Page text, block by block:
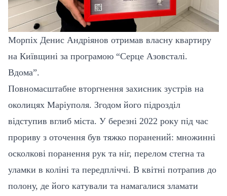
Морпіх Денис Андріянов отримав власну квартиру
на Київщині за програмою “Серце Азовсталі.
Вдома”.
Повномасштабне вторгнення захисник зустрів на
околицях Маріуполя. Згодом його підрозділ
відступив вглиб міста. У березні 2022 року під час
прориву з оточення був тяжко поранений: множинні
осколкові поранення рук та ніг, перелом стегна та
уламки в коліні та передпліччі. В квітні потрапив до
полону, де його катували та намагалися зламати